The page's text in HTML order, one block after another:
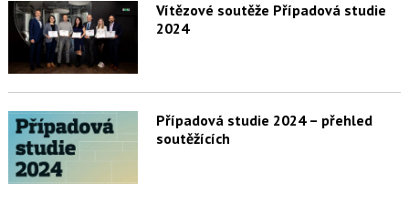
Vítězové soutěže Případová studie
2024
Případová studie 2024 – přehled
soutěžících